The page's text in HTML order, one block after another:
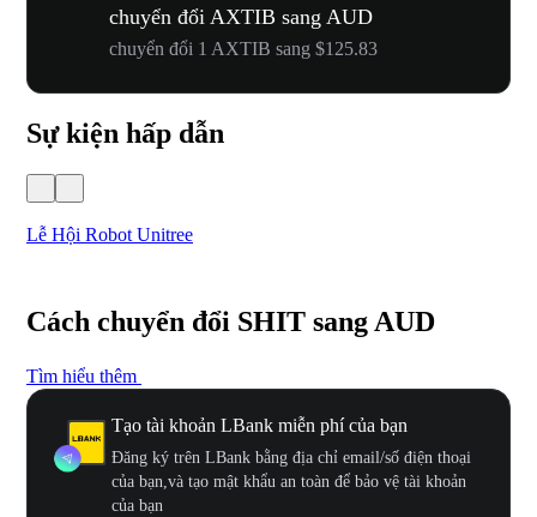
chuyển đổi AXTIB sang AUD
chuyển đổi 1 AXTIB sang $125.83
Sự kiện hấp dẫn
Lễ Hội Robot Unitree
Cách chuyển đổi SHIT sang AUD
Tìm hiểu thêm
Tạo tài khoản LBank miễn phí của bạn
Đăng ký trên LBank bằng địa chỉ email/số điện thoại
của bạn,và tạo mật khẩu an toàn để bảo vệ tài khoản
của bạn